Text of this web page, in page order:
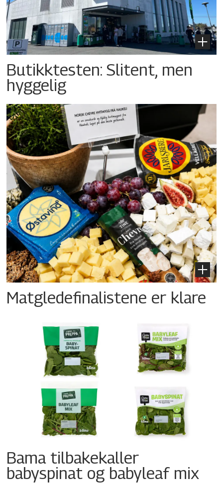
Butikktesten: Slitent, men
hyggelig
Matgledefinalistene er klare
Bama tilbakekaller
babyspinat og babyleaf mix